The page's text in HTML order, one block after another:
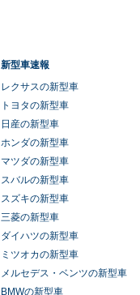
新型車速報
レクサスの新型車
トヨタの新型車
日産の新型車
ホンダの新型車
マツダの新型車
スバルの新型車
スズキの新型車
三菱の新型車
ダイハツの新型車
ミツオカの新型車
メルセデス・ベンツの新型車
BMWの新型車